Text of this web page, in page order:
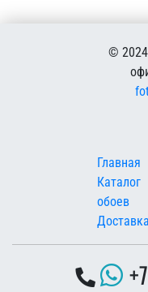
©
Меню
Главная
Каталог
обоев
Доставка